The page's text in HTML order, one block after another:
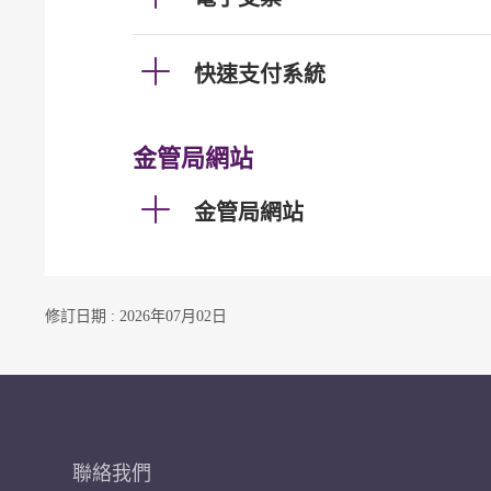
快速支付系統
金管局網站
金管局網站
修訂日期 : 2026年07月02日
聯絡我們